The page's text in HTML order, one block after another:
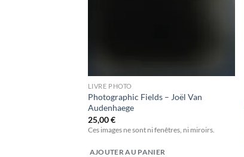
LIVRE PHOTO
Photographic Fields – Joël Van
Audenhaege
25,00€
Ces images ne sont ni fenêtres, ni miroirs.
AJOUTER AU PANIER